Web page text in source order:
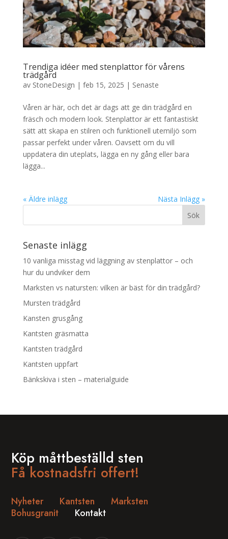
Trendiga idéer med stenplattor för vårens
trädgård
av StoneDesign | feb 15, 2025 | Senaste
Våren är här, och det är dags att ge din trädgård en
fräsch och modern look. Stenplattor är ett fantastiskt
sätt att skapa en stilren och funktionell utemiljö som
passar perfekt under våren. Oavsett om du vill
uppdatera din uteplats, lägga en ny gång eller bara
lägga...
« Äldre inlägg Nästa Inlägg »
Senaste inlägg
10 vanliga misstag vid läggning av stenplattor – och
hur du undviker dem
Marksten vs natursten: vilken är bäst för din trädgård?
Mursten trädgård
Kansten grusgång
Kantsten gräsmatta
Kantsten trädgård
Kantsten uppfart
Bänkskiva i sten – materialguide
Köp måttbeställd sten
Få kostnadsfri offert!
Nyheter Kantsten
Marksten
Bohusgranit
Kontakt